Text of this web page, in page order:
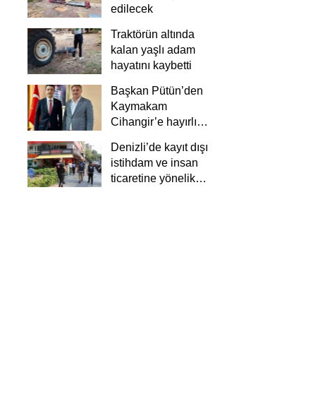
edilecek
Traktörün altında
kalan yaşlı adam
hayatını kaybetti
Başkan Pütün’den
Kaymakam
Cihangir’e hayırlı
Denizli’de kayıt dışı
istihdam ve insan
ticaretine yönelik